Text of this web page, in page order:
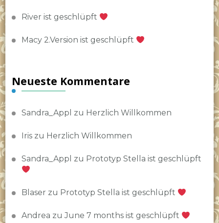
River ist geschlüpft
Macy 2.Version ist geschlüpft
Neueste Kommentare
Sandra_Appl zu Herzlich Willkommen
Iriszu Herzlich Willkommen
Sandra_Appl zu Prototyp Stella ist geschlüpft
Blaser zu Prototyp Stella ist geschlüpft
Andrea zuJune 7 months ist geschlüpft